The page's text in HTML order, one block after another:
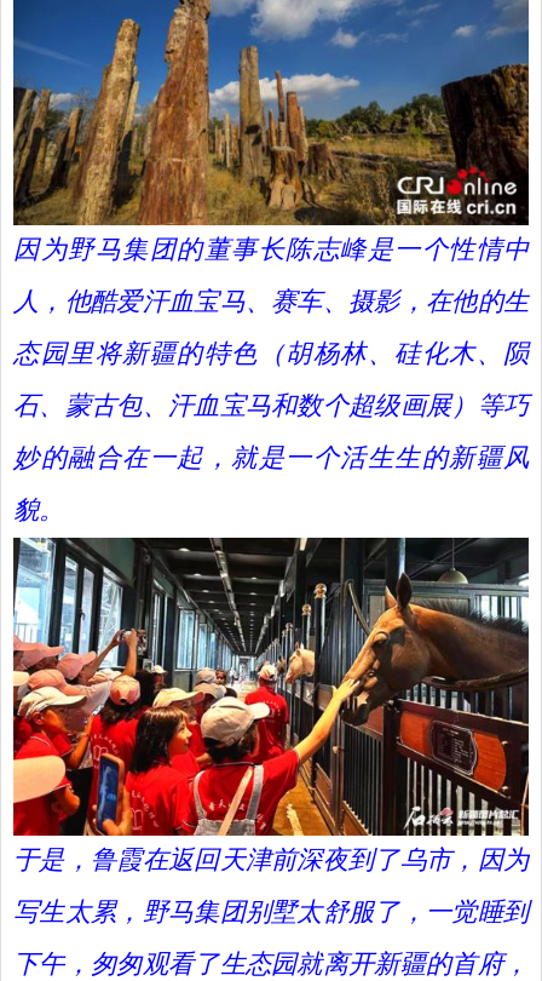
因为野马集团的董事长陈志峰是一个性情中
人，他酷爱汗血宝马、赛车、摄影，在他的生
态园里将新疆的特色（胡杨林、硅化木、陨
石、蒙古包、汗血宝马和数个超级画展）等巧
妙的融合在一起，就是一个活生生的新疆风
貌。
于是，鲁霞在返回天津前深夜到了乌市，因为
写生太累，野马集团别墅太舒服了，一觉睡到
下午，匆匆观看了生态园就离开新疆的首府，